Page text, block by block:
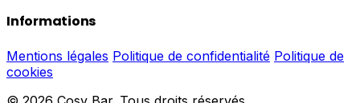
Informations
Mentions légales Politique de confidentialité Politique de
cookies